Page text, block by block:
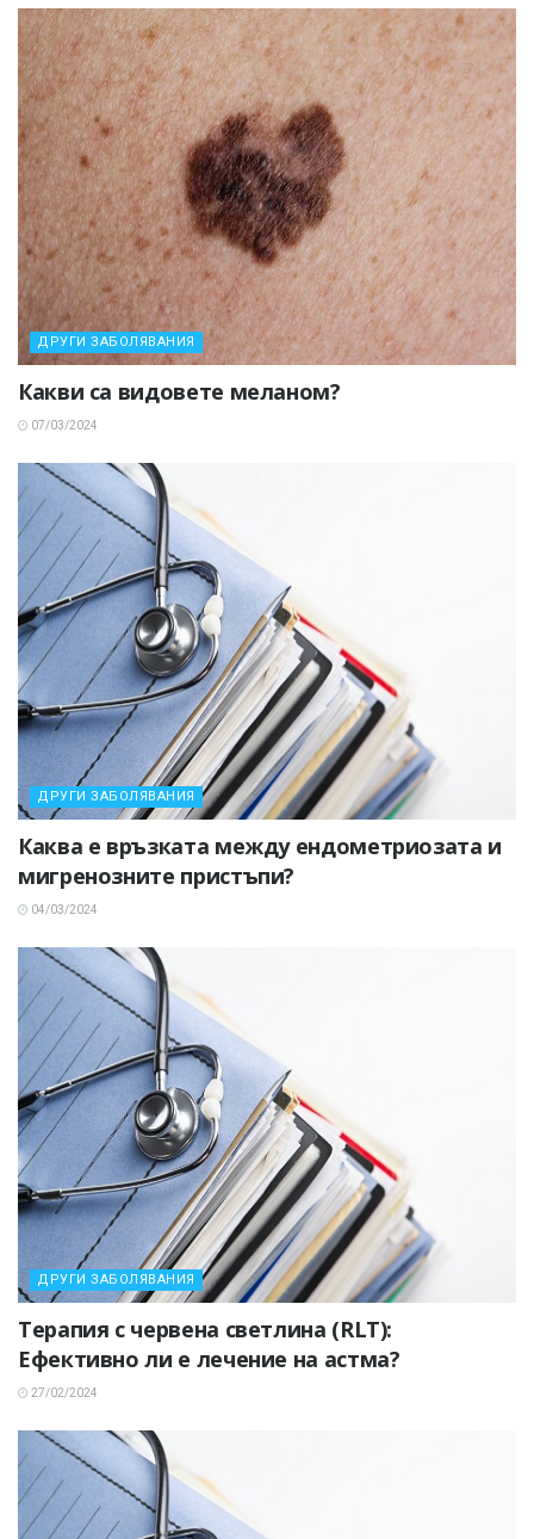
ДРУГИ ЗАБОЛЯВАНИЯ
Какви са видовете меланом?
07/03/2024
ДРУГИ ЗАБОЛЯВАНИЯ
Каква е връзката между ендометриозата и
мигренозните пристъпи?
04/03/2024
ДРУГИ ЗАБОЛЯВАНИЯ
Терапия с червена светлина (RLT):
Ефективно ли е лечение на астма?
27/02/2024